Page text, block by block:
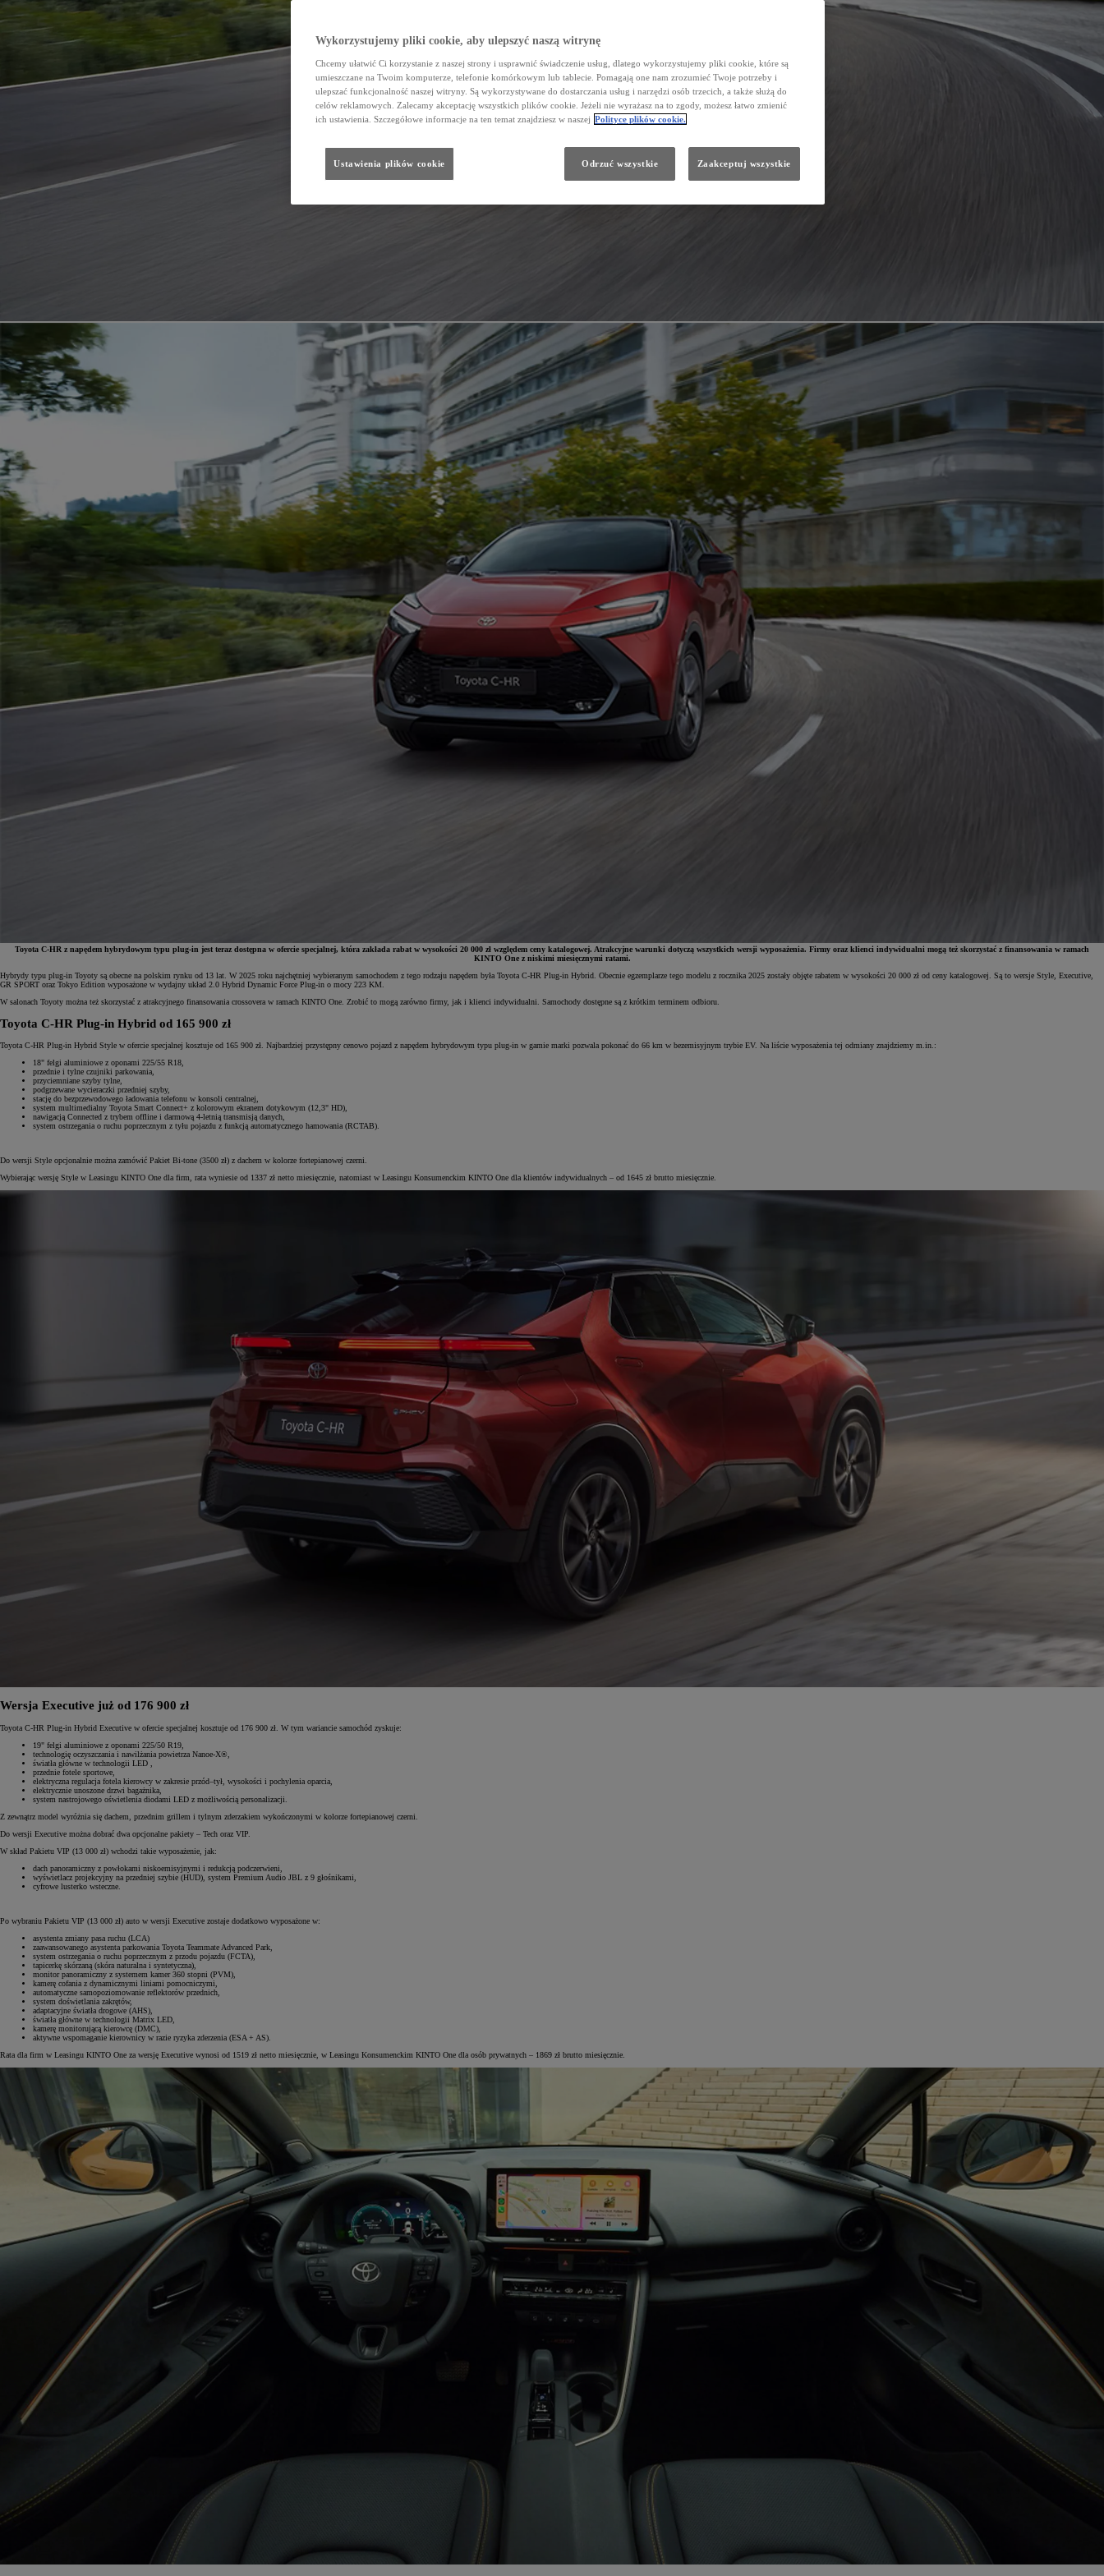
Toyota C-HR z napędem hybrydowym typu plug-in jest teraz dostępna w ofercie specjalnej, która zakłada rabat w wysokości 20 000 zł względem ceny katalogowej. Atrakcyjne warunki dotyczą wszystkich wersji wyposażenia. Firmy oraz klienci indywidualni mogą też skorzystać z finansowania w ramach
KINTO One z niskimi miesięcznymi ratami.
Hybrydy typu plug-in Toyoty są obecne na polskim rynku od 13 lat. W 2025 roku najchętniej wybieranym samochodem z tego rodzaju napędem była Toyota C-HR Plug-in Hybrid. Obecnie egzemplarze tego modelu z rocznika 2025 zostały objęte rabatem w wysokości 20 000 zł od ceny katalogowej. Są to wersje Style, Executive,
GR SPORT oraz Tokyo Edition wyposażone w wydajny układ 2.0 Hybrid Dynamic Force Plug-in o mocy 223 KM.
W salonach Toyoty można też skorzystać z atrakcyjnego finansowania crossovera w ramach KINTO One. Zrobić to mogą zarówno firmy, jak i klienci indywidualni. Samochody dostępne są z krótkim terminem odbioru.
Toyota C-HR Plug-in Hybrid od 165 900 zł
Toyota C-HR Plug-in Hybrid Style w ofercie specjalnej kosztuje od 165 900 zł. Najbardziej przystępny cenowo pojazd z napędem hybrydowym typu plug-in w gamie marki pozwala pokonać do 66 km w bezemisyjnym trybie EV. Na liście wyposażenia tej odmiany znajdziemy m.in.:
18" felgi aluminiowe z oponami 225/55 R18,
przednie i tylne czujniki parkowania,
przyciemniane szyby tylne,
podgrzewane wycieraczki przedniej szyby,
stację do bezprzewodowego ładowania telefonu w konsoli centralnej,
system multimedialny Toyota Smart Connect+ z kolorowym ekranem dotykowym (12,3" HD),
nawigacją Connected z trybem offline i darmową 4-letnią transmisją danych,
system ostrzegania o ruchu poprzecznym z tyłu pojazdu z funkcją automatycznego hamowania (RCTAB).
Do wersji Style opcjonalnie można zamówić Pakiet Bi-tone (3500 zł) z dachem w kolorze fortepianowej czerni.
Wybierając wersję Style w Leasingu KINTO One dla firm, rata wyniesie od 1337 zł netto miesięcznie, natomiast w Leasingu Konsumenckim KINTO One dla klientów indywidualnych – od 1645 zł brutto miesięcznie.
Wersja Executive już od 176 900 zł
Toyota C-HR Plug-in Hybrid Executive w ofercie specjalnej kosztuje od 176 900 zł. W tym wariancie samochód zyskuje:
19" felgi aluminiowe z oponami 225/50 R19,
technologię oczyszczania i nawilżania powietrza Nanoe-X®,
światła główne w technologii LED ,
przednie fotele sportowe,
elektryczna regulacja fotela kierowcy w zakresie przód–tył, wysokości i pochylenia oparcia,
elektrycznie unoszone drzwi bagażnika,
system nastrojowego oświetlenia diodami LED z możliwością personalizacji.
Z zewnątrz model wyróżnia się dachem, przednim grillem i tylnym zderzakiem wykończonymi w kolorze fortepianowej czerni.
Do wersji Executive można dobrać dwa opcjonalne pakiety – Tech oraz VIP.
W skład Pakietu VIP (13 000 zł) wchodzi takie wyposażenie, jak:
dach panoramiczny z powłokami niskoemisyjnymi i redukcją podczerwieni,
wyświetlacz projekcyjny na przedniej szybie (HUD), system Premium Audio JBL z 9 głośnikami,
cyfrowe lusterko wsteczne.
Po wybraniu Pakietu VIP (13 000 zł) auto w wersji Executive zostaje dodatkowo wyposażone w:
asystenta zmiany pasa ruchu (LCA)
zaawansowanego asystenta parkowania Toyota Teammate Advanced Park,
system ostrzegania o ruchu poprzecznym z przodu pojazdu (FCTA),
tapicerkę skórzaną (skóra naturalna i syntetyczna),
monitor panoramiczny z systemem kamer 360 stopni (PVM),
kamerę cofania z dynamicznymi liniami pomocniczymi,
automatyczne samopoziomowanie reflektorów przednich,
system doświetlania zakrętów,
adaptacyjne światła drogowe (AHS),
światła główne w technologii Matrix LED,
kamerę monitorującą kierowcę (DMC),
aktywne wspomaganie kierownicy w razie ryzyka zderzenia (ESA + AS).
Rata dla firm w Leasingu KINTO One za wersję Executive wynosi od 1519 zł netto miesięcznie, w Leasingu Konsumenckim KINTO One dla osób prywatnych – 1869 zł brutto miesięcznie.
Wykorzystujemy pliki cookie, aby ulepszyć naszą witrynę
Chcemy ułatwić Ci korzystanie z naszej strony i usprawnić świadczenie usług, dlatego wykorzystujemy pliki cookie, które są
umieszczane na Twoim komputerze, telefonie komórkowym lub tablecie. Pomagają one nam zrozumieć Twoje potrzeby i
ulepszać funkcjonalność naszej witryny. Są wykorzystywane do dostarczania usług i narzędzi osób trzecich, a także służą do
celów reklamowych. Zalecamy akceptację wszystkich plików cookie. Jeżeli nie wyrażasz na to zgody, możesz łatwo zmienić
ich ustawienia. Szczegółowe informacje na ten temat znajdziesz w naszej Polityce plików cookie.
Ustawienia plików cookie Odrzuć wszystkie Zaakceptuj wszystkie